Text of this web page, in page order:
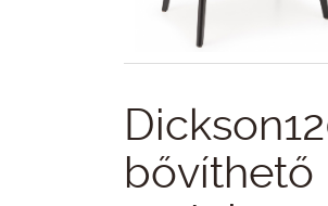
bővíthető